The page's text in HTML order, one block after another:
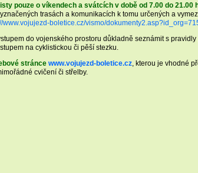
pouze o víkendech a svátcích v době od 7.00 do 21.00
trasách a komunikacích k tomu určených a
www.vojujezd-boletice.cz/vismo/
do vojenského prostoru důkladně seznámit s
na cyklistickou či pěší stezku.
stránce www.vojujezd-boletice.cz , kterou je vhodné
cvičení či střelby.